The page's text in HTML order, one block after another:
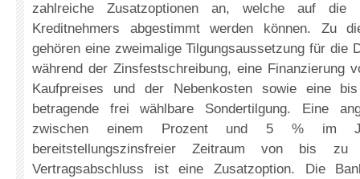
zahlreiche Zusatzoptionen an, welche auf die
Kreditnehmers abgestimmt werden können. Zu
gehören eine zweimalige Tilgungsaussetzung für die
während der Zinsfestschreibung, eine Finanzierung
Kaufpreises und der Nebenkosten sowie eine
betragende frei wählbare Sondertilgung. Eine
zwischen einem Prozent und 5 % im
bereitstellungszinsfreier Zeitraum von bis
Vertragsabschluss ist eine Zusatzoption. Die